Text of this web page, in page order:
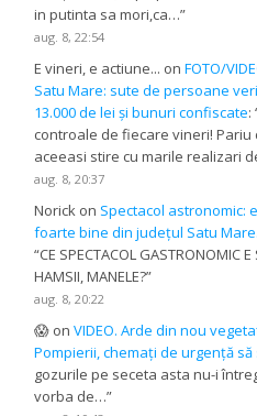
in putinta sa mori,ca…”
aug. 8, 22:54
E vineri, e actiune... onFOTO/
Satu Mare: sute de persoane
13.000 de lei și bunuri confiscate:
controale de fiecare vineri!
aceeasi stire cu marile realizari
aug. 8, 20:37
Norick on Spectacol astronomic:
foarte bine din județul Satu
“CE SPECTACOL GASTRONOMIC E
HAMSII, MANELE?”
aug. 8, 20:22
😱 onVIDEO. Arde din nou
Pompierii, chemați de urgență să
gozurile pe seceta asta nu-i
vorba de…”